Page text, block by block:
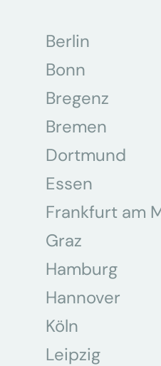
Berlin
Bonn
Bregenz
Bremen
Dortmund
Essen
Frankfurt am
Graz
Hamburg
Hannover
Köln
Leipzig